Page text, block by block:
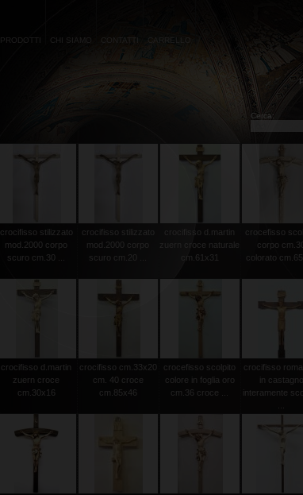
PRODOTTI CHI SIAMO CONTATTI
Cerca:
crocifisso stilizzato
mod.2000 corpo
scuro cm.30 ...
crocifisso stilizzato
mod.2000 corpo
scuro cm.20 ...
crocifisso d.martin
zuern croce naturale
cm.61x31
crocefisso
corpo
colorato
crocifisso d.martin
zuern croce
cm.30x16
crocifisso cm.33x20
cm. 40 croce
cm.85x46
crocefisso scolpito
colore in foglia oro
cm.36 croce ...
crocifisso
in castagno
interamente